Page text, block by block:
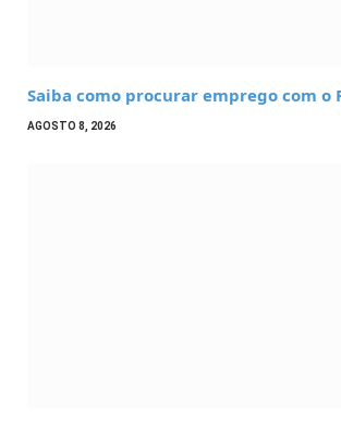
Saiba como procurar emprego com o
AGOSTO 8, 2026